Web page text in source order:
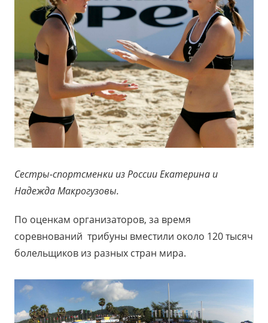
Сестры-спортсменки из России Екатерина и
Надежда Макрогузовы.
По оценкам организаторов, за время
соревнований трибуны вместили около 120 тысяч
болельщиков из разных стран мира.